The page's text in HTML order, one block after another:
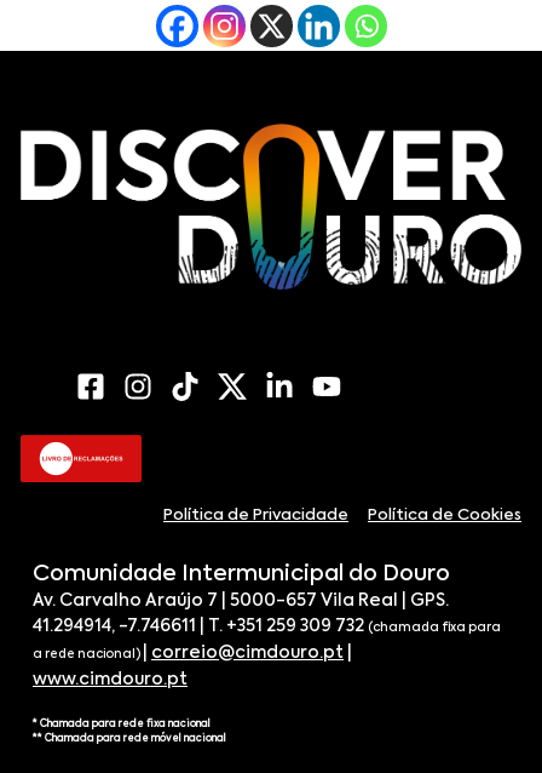
Política de Privacidade Política de Cookies
Comunidade Intermunicipal do Douro
Av. Carvalho Araújo 7 | 5000-657 Vila Real | GPS.
41.294914, -7.746611 | T. +351 259 309 732 (chamada fixa para
a rede nacional) correio@cimdouro.pt
www.cimdouro.pt
* Chamada para rede fixa nacional
** Chamada para rede móvel nacional